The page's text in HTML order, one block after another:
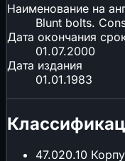
Наименование на
Blunt bolts.
Дата окончания
01.07.2000
Дата издания
01.01.1983
47.020.10